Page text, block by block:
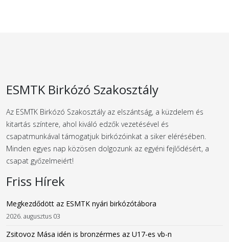
ESMTK Birkózó Szakosztály
Az ESMTK Birkózó Szakosztály az elszántság, a küzdelem és
kitartás színtere, ahol kiváló edzők vezetésével és
csapatmunkával támogatjuk birkózóinkat a siker elérésében.
Minden egyes nap közösen dolgozunk az egyéni fejlődésért, a
csapat győzelmeiért!
Friss Hírek
Megkezdődött az ESMTK nyári birkózótábora
2026. augusztus 03
Zsitovoz Mása idén is bronzérmes az U17-es vb-n